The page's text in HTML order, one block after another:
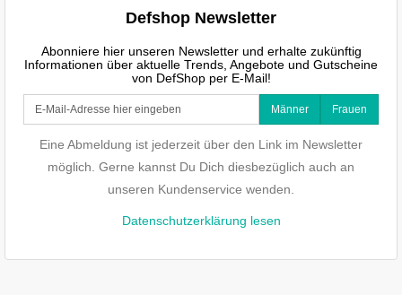
Defshop Newsletter
Abonniere hier unseren Newsletter und erhalte zukünftig
Informationen über aktuelle Trends, Angebote und Gutscheine
von DefShop per E-Mail!
Männer Frauen
Eine Abmeldung ist jederzeit über den Link im Newsletter
möglich. Gerne kannst Du Dich diesbezüglich auch an
unseren Kundenservice wenden.
Datenschutzerklärung lesen